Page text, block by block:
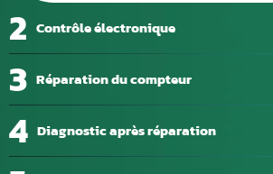
2 Contrôle électronique
3 Réparation du compteur
4 Diagnostic après réparation